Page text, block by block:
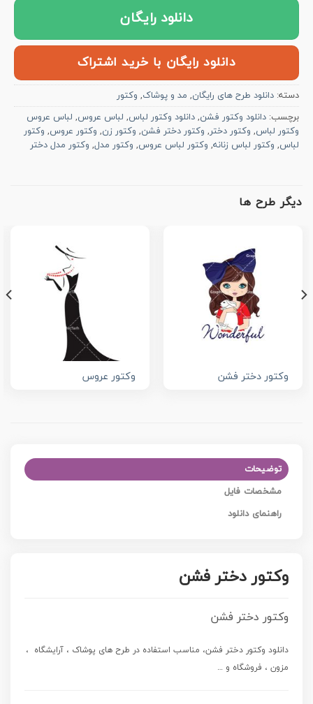
دانلود رایگان
دانلود رایگان با خرید اشتراک
دسته: دانلود طرح های رایگان, مد و پوشاک, وکتور
برچسب: دانلود وکتور فشن, دانلود وکتور لباس, لباس عروس, لباس عروس
وکتور لباس, وکتور دختر, وکتور دختر فشن, وکتور زن, وکتور عروس, وکتور
لباس, وکتور لباس زنانه, وکتور لباس عروس, وکتور مدل, وکتور مدل دختر
دیگر طرح ها
وکتور دختر فشن وکتور عروس
توضیحات
مشخصات فایل
راهنمای دانلود
وکتور دختر فشن
وکتور دختر فشن
دانلود وکتور دختر فشن، مناسب استفاده در طرح های پوشاک ، آرایشگاه ،
مزون ، فروشگاه و …